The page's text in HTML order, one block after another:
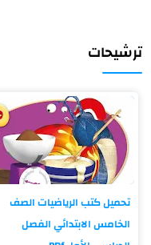
ترشيحات
تحميل كتب الرياضيات الصف
الخامس الابتدائي الفصل